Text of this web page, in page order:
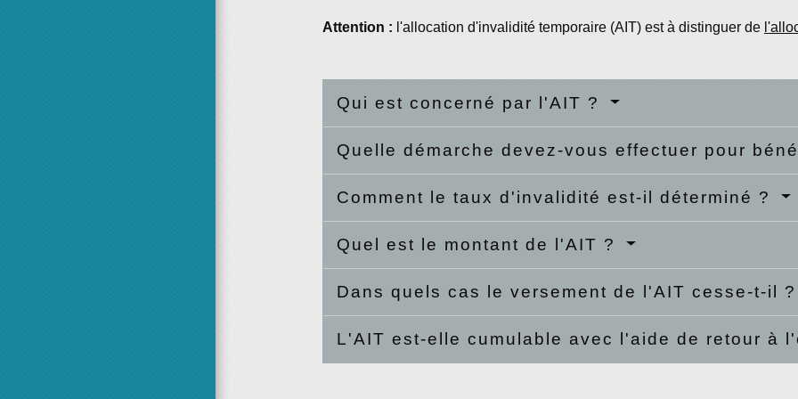
Attention : l'allocation d'invalidité temporaire (AIT) est à distinguer de
Qui est concerné par l'AIT ?
Quelle démarche devez-vous effectuer pour
Comment le taux d'invalidité est-il déterminé ?
Quel est le montant de l'AIT ?
Dans quels cas le versement de l'AIT cesse-t-il ?
L'AIT est-elle cumulable avec l'aide de retour à